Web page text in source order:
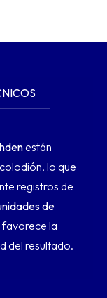
están
lo que
registros de
de
favorece la
del resultado.